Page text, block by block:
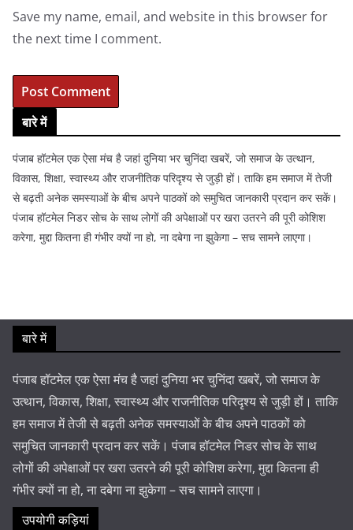
Save my name, email, and website in this browser for
the next time I comment.
बारे में
पंजाब हॉटमेल एक ऐसा मंच है जहां दुनिया भर चुनिंदा खबरें, जो समाज के उत्थान,
विकास, शिक्षा, स्वास्थ्य और राजनीतिक परिदृश्य से जुड़ी हों। ताकि हम समाज में तेजी
से बढ़ती अनेक समस्याओं के बीच अपने पाठकों को समुचित जानकारी प्रदान कर सकें।
पंजाब हॉटमेल निडर सोच के साथ लोगों की अपेक्षाओं पर खरा उतरने की पूरी कोशिश
करेगा, मुद्दा कितना ही गंभीर क्यों ना हो, ना दबेगा ना झुकेगा – सच सामने लाएगा।
बारे में
पंजाब हॉटमेल एक ऐसा मंच है जहां दुनिया भर चुनिंदा खबरें, जो समाज के
उत्थान, विकास, शिक्षा, स्वास्थ्य और राजनीतिक परिदृश्य से जुड़ी हों। ताकि
हम समाज में तेजी से बढ़ती अनेक समस्याओं के बीच अपने पाठकों को
समुचित जानकारी प्रदान कर सकें। पंजाब हॉटमेल निडर सोच के साथ
लोगों की अपेक्षाओं पर खरा उतरने की पूरी कोशिश करेगा, मुद्दा कितना ही
गंभीर क्यों ना हो, ना दबेगा ना झुकेगा – सच सामने लाएगा।
उपयोगी कड़ियां